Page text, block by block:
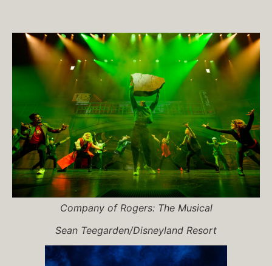
Company of Rogers: The Musical
Sean Teegarden/Disneyland Resort